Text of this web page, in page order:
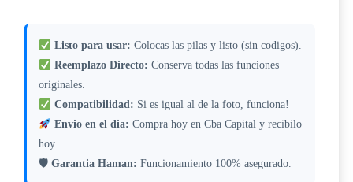
Listo para usar: Colocas las pilas y listo (sin codigos).
Reemplazo Directo: Conserva todas las funciones
originales.
Compatibilidad: Si es igual al de la foto, funciona!
Envio en el dia: Compra hoy en Cba Capital y recibilo
hoy.
🛡 Garantia Haman: Funcionamiento 100% asegurado.